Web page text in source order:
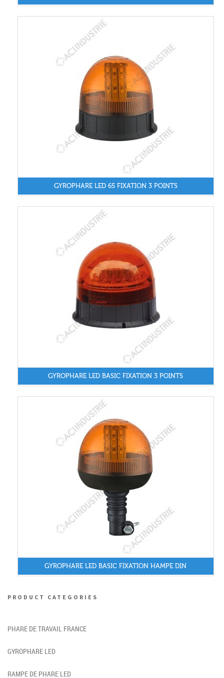
GYROPHARE LED 65 FIXATION 3 POINTS
GYROPHARE LED BASIC FIXATION 3 POINTS
GYROPHARE LED BASIC FIXATION HAMPE DIN
PRODUCT CATEGORIES
PHARE DE TRAVAIL FRANCE
GYROPHARE LED
RAMPE DE PHARE LED